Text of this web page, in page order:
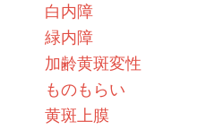
白内障
緑内障
加齢黄斑変性
ものもらい
黄斑上膜